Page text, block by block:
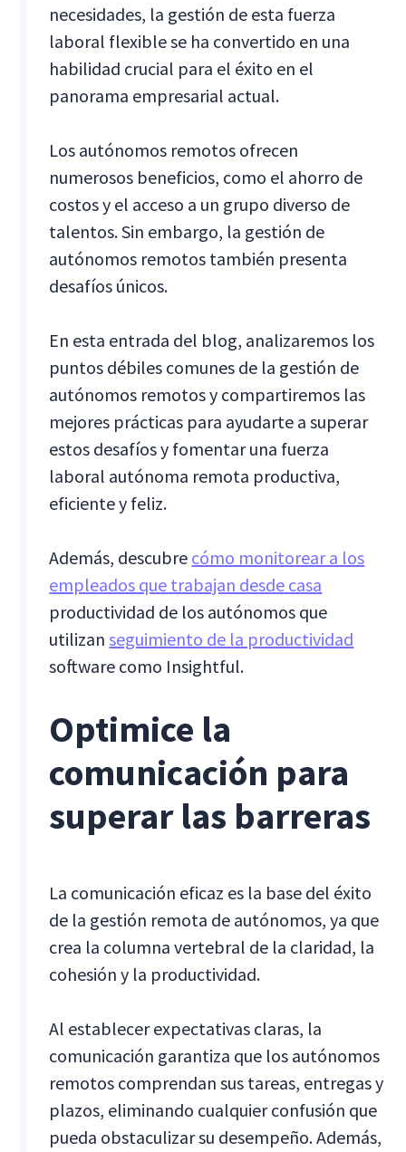
necesidades, la gestión de esta fuerza
laboral flexible se ha convertido en una
habilidad crucial para el éxito en el
panorama empresarial actual.
Los autónomos remotos ofrecen
numerosos beneficios, como el ahorro de
costos y el acceso a un grupo diverso de
talentos. Sin embargo, la gestión de
autónomos remotos también presenta
desafíos únicos.
En esta entrada del blog, analizaremos los
puntos débiles comunes de la gestión de
autónomos remotos y compartiremos las
mejores prácticas para ayudarte a superar
estos desafíos y fomentar una fuerza
laboral autónoma remota productiva,
eficiente y feliz.
Además, descubre cómo monitorear a los
empleados que trabajan desde casa
productividad de los autónomos que
utilizanseguimiento de la productividad
software como Insightful.
Optimice la
comunicación para
superar las barreras
La comunicación eficaz es la base del éxito
de la gestión remota de autónomos, ya que
crea la columna vertebral de la claridad, la
cohesión y la productividad.
Al establecer expectativas claras, la
comunicación garantiza que los autónomos
remotos comprendan sus tareas, entregas y
plazos, eliminando cualquier confusión que
pueda obstaculizar su desempeño. Además,